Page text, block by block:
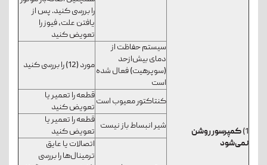
1) کمپرسور روشن
نمی‌شود
را بررسی کنید. پس از
یافتن علت، فیوز را
تعویض کنید
سیستم حفاظت از
دمای بیش‌ازحد
(سوپرهیت) فعال شده
است
مورد (12) را بررسی کنید
کنتاکتور معیوب استقطعه را تعمیر یا
تعویض کنید
شیر انبساط باز نیست قطعه را تعمیر یا
تعویض کنید
اتصالات یا عایق
ترمینال‌ها را بررسی